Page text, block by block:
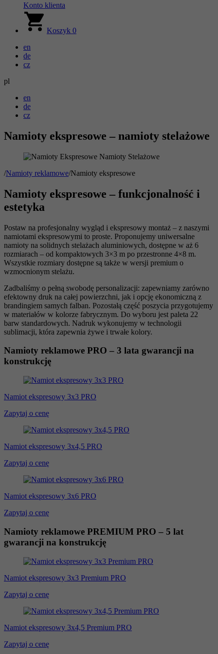
Konto klienta
Koszyk 0
en
de
cz
pl
en
de
cz
Namioty ekspresowe – namioty stelażowe
/Namioty reklamowe/Namioty ekspresowe
Namioty ekspresowe – funkcjonalność i
estetyka
Postaw na profesjonalny wygląd i ekspresowy montaż – z naszymi
namiotami ekspresowymi to proste. Proponujemy uniwersalne
namioty na solidnych stelażach aluminiowych, dostępne w aż 6
rozmiarach – od kompaktowych 3×3 m po przestronne 4×8 m.
Wszystkie rozmiary dostępne są także w wersji premium o
wzmocnionym stelażu.
Zadbaliśmy o pełną swobodę personalizacji: zapewniamy zarówno
efektowny druk na całej powierzchni, jak i opcję ekonomiczną z
brandingiem samych falban. Pozostałą część poszycia przygotujemy
w materiałów w kolorze fabrycznym. Do wyboru jest paleta 22
barw standardowych. Nadruk wykonujemy w technologii
sublimacji, która zapewnia żywe i trwałe kolory.
Namioty reklamowe PRO – 3 lata gwarancji na
konstrukcję
Namiot ekspresowy 3x3 PRO
Zapytaj o cenę
Namiot ekspresowy 3x4,5 PRO
Zapytaj o cenę
Namiot ekspresowy 3x6 PRO
Zapytaj o cenę
Namioty reklamowe PREMIUM PRO – 5 lat
gwarancji na konstrukcję
Namiot ekspresowy 3x3 Premium PRO
Zapytaj o cenę
Namiot ekspresowy 3x4,5 Premium PRO
Zapytaj o cenę